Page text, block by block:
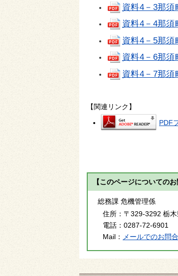
資料4－3那須
資料4－4那
資料4－5那須
資料4－6那
資料4－7那
【関連リンク】
PDF
【このページについてのお
総務課 危機管理係
住所： 〒329-3292 栃
電話： 0287-72-6901
Mail： メールでのお問